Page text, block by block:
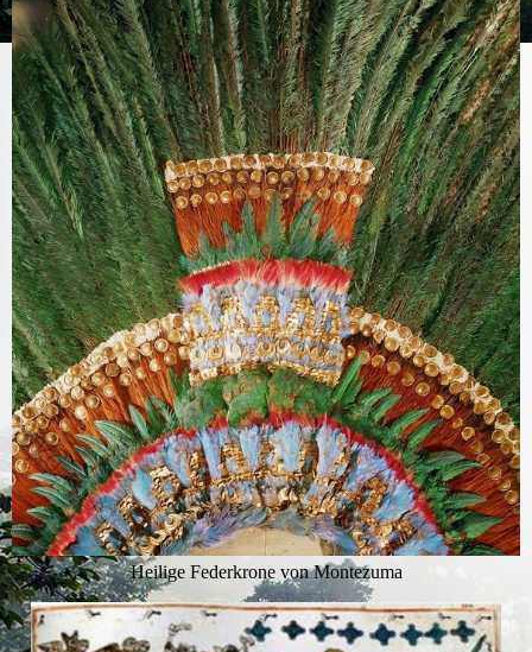
Heilige Federkrone von Montezuma